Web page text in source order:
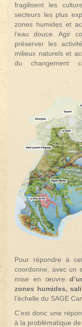
fragilisent les
secteurs les plus
zones humides et
l’eau douce. Agir
préserver les
milieux naturels et
du
Pour répondre à
coordonne, avec un
mise en œuvre
zones humides,
l’échelle du SAGE
C’est donc une
à la problématique de